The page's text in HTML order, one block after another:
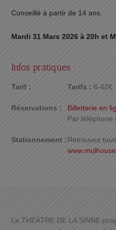
Conseillé à partir de 14 ans.
Mardi 31 Mars 2026 à 20h et
Infos pratiques :
Tarif : Tarifs :6-42€
Réservations :
Billetterie en
Par téléphone
Stationnement :Retrouvez
Le THÉÂTRE DE LA SINNE